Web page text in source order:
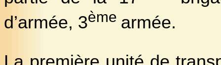
d’armée, 3ème armée.